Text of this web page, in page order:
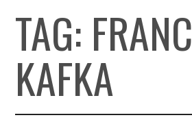
TAG: FRANC
KAFKA